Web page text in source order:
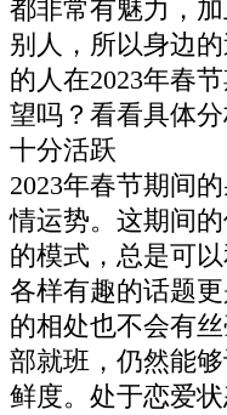
都非常有魅力，
别人，所以身边
的人在2023年春
望吗？看看具体分
十分活跃
2023年春节期间
情运势。这期间
的模式，总是可
各样有趣的话题
的相处也不会有
部就班，仍然能
鲜度。处于恋爱